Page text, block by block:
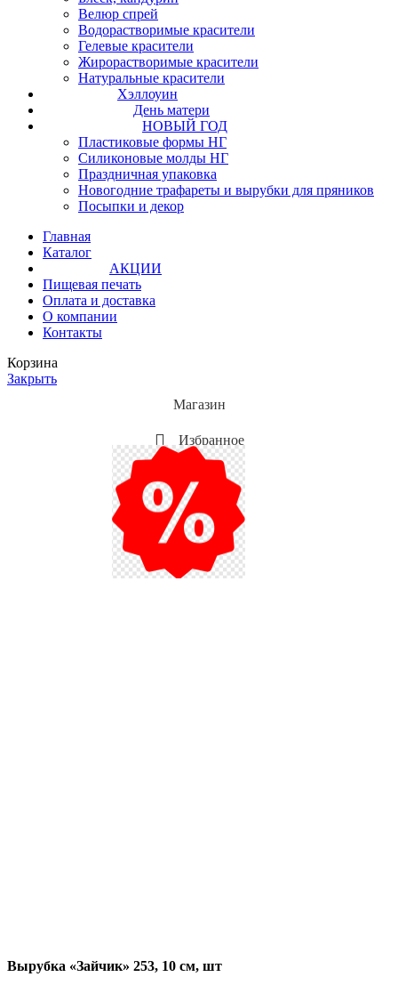
Велюр спрей
Водорастворимые красители
Гелевые красители
Жирорастворимые красители
Натуральные красители
Хэллоуин
День матери
НОВЫЙ ГОД
Пластиковые формы НГ
Силиконовые молды НГ
Праздничная упаковка
Новогодние трафареты и вырубки для пряников
Посыпки и декор
Главная
Каталог
АКЦИИ
Пищевая печать
Оплата и доставка
О компании
Контакты
Корзина
Закрыть
Магазин
Избранное
Мой аккаунт
Акции
Вырубка «Зайчик» 253, 10 см, шт